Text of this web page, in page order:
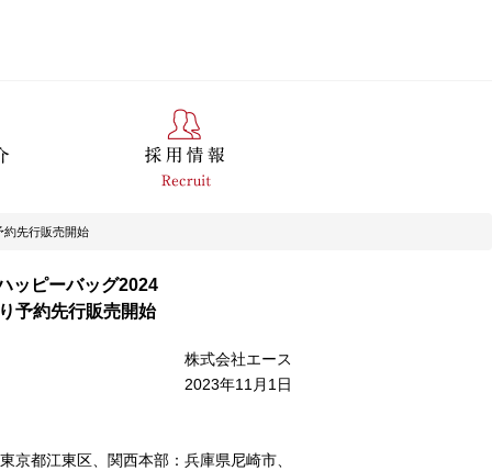
約先行販売開始
ッピーバッグ2024
予約先行販売開始
株式会社エース
2023年11月1日
京都江東区、関西本部：兵庫県尼崎市、